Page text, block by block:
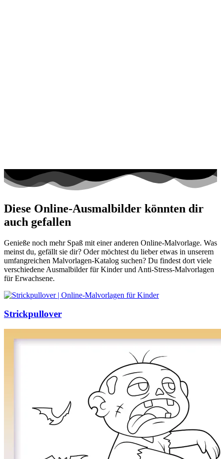
Diese Online-Ausmalbilder könnten dir
auch gefallen
Genieße noch mehr Spaß mit einer anderen Online-Malvorlage. Was
meinst du, gefällt sie dir? Oder möchtest du lieber etwas in unserem
umfangreichen Malvorlagen-Katalog suchen? Du findest dort viele
verschiedene Ausmalbilder für Kinder und Anti-Stress-Malvorlagen
für Erwachsene.
Strickpullover